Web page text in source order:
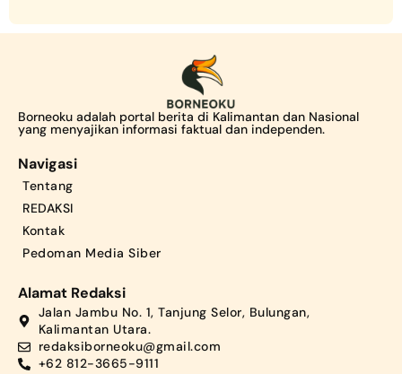
Borneoku adalah portal berita di Kalimantan dan Nasional
yang menyajikan informasi faktual dan independen.
Navigasi
Tentang
REDAKSI
Kontak
Pedoman Media Siber
Alamat Redaksi
Jalan Jambu No. 1, Tanjung Selor, Bulungan,
Kalimantan Utara.
redaksiborneoku@gmail.com
+62 812-3665-9111